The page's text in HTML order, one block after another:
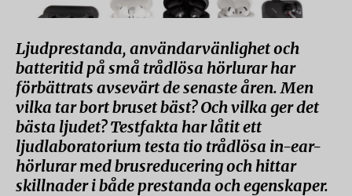
Ljudprestanda, användarvänlighet och
batteritid på små trådlösa hörlurar har
förbättrats avsevärt de senaste åren. Men
vilka tar bort bruset bäst? Och vilka ger det
bästa ljudet? Testfakta har låtit ett
ljudlaboratorium testa tio trådlösa in-ear-
hörlurar med brusreducering och hittar
skillnader i både prestanda och egenskaper.